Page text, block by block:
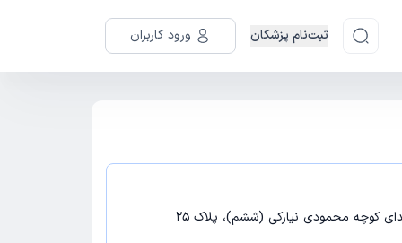
ثبت‌نام پزشکان ورود کاربران
کوچه محمودی نیارکی (ششم)، پلاک 25